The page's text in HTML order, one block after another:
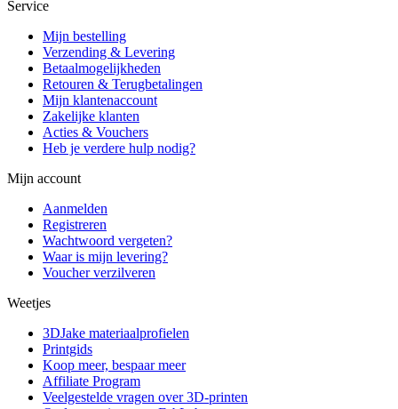
Service
Mijn bestelling
Verzending & Levering
Betaalmogelijkheden
Retouren & Terugbetalingen
Mijn klantenaccount
Zakelijke klanten
Acties & Vouchers
Heb je verdere hulp nodig?
Mijn account
Aanmelden
Registreren
Wachtwoord vergeten?
Waar is mijn levering?
Voucher verzilveren
Weetjes
3DJake materiaalprofielen
Printgids
Koop meer, bespaar meer
Affiliate Program
Veelgestelde vragen over 3D-printen